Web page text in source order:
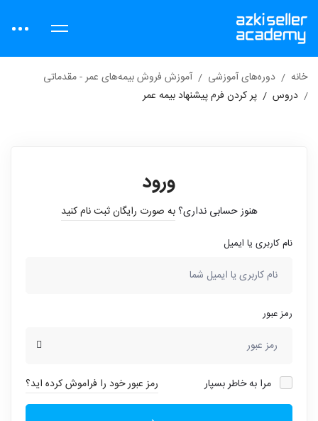
خانه دوره‌های آموزشی
آموزش فروش بیمه‌های عمر - مقدماتی
دروس
پر کردن فرم پیشنهاد بیمه عمر
ورود
هنوز حسابی نداری؟به صورت رایگان ثبت نام کنید
نام کاربری یا ایمیل
رمز عبور
مرا به خاطر بسپار رمز عبور خود را فراموش کرده اید؟